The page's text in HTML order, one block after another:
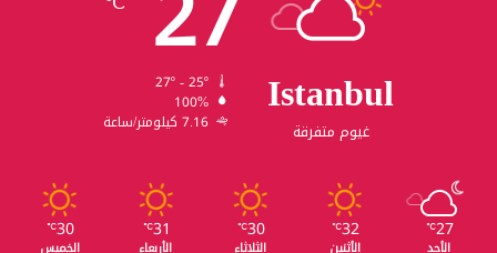
Istanbul
غيوم متفرقة
100%
7.16 كيلومتر/ساعة
27
℃
الأحد
32
℃
الأثنين
30
℃
الثلاثاء
31
℃
الأربعاء
30
℃
الخميس